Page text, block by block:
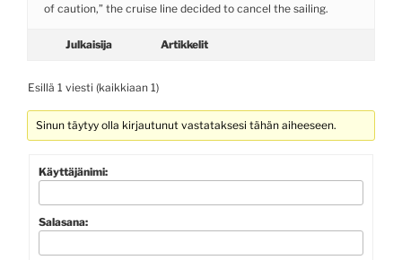
of caution,” the cruise line decided to cancel the sailing.
Julkaisija Artikkelit
Esillä 1 viesti (kaikkiaan 1)
Sinun täytyy olla kirjautunut vastataksesi tähän aiheeseen.
Käyttäjänimi:
Salasana: